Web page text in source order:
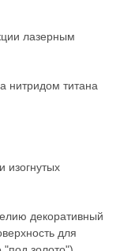
лазерным
нитридом титана
изогнутых
декоративный
для